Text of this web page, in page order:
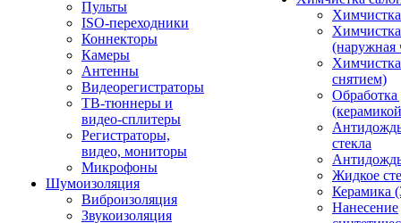
Пульты
ISO-переходники
Коннекторы
Камеры
Антенны
Видеорегистраторы
ТВ-тюннеры и
видео-сплитеры
Регистраторы,
видео, мониторы
Микрофоны
Шумоизоляция
Виброизоляция
Звукоизоляция
(наружная
снятием)
Обработка
стекла
Жидкое
Керамика
Нанесение